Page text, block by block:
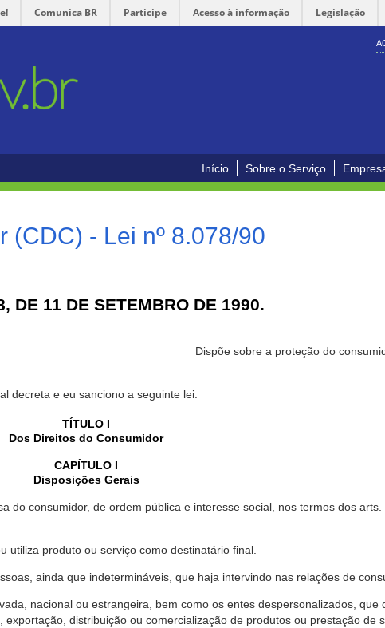
Comunica BR Participe Acesso à informação Legislação
Início Sobre o Serviço
(CDC) - Lei nº 8.078/90
DE 11 DE SETEMBRO DE 1990.
Dispõe sobre a proteção do
decreta e eu sanciono a seguinte lei:
TÍTULO I
Dos Direitos do Consumidor
CAPÍTULO I
Disposições Gerais
do consumidor, de ordem pública e interesse social, nos termos dos arts.
utiliza produto ou serviço como destinatário final.
ainda que indetermináveis, que haja intervindo nas relações de
nacional ou estrangeira, bem como os entes despersonalizados, que
distribuição ou comercialização de produtos ou prestação de